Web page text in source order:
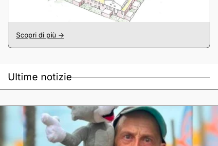
Scopri di più ->
Ultime notizie